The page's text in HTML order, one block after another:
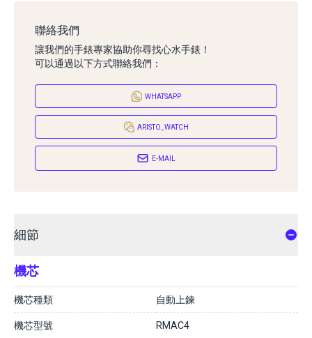
聯絡我們
讓我們的手錶專家協助你尋找心水手錶！
可以通過以下方式聯絡我們：
WHATSAPP
ARISTO_WATCH
E-MAIL
細節
機芯
機芯種類 自動上鍊
機芯型號 RMAC4